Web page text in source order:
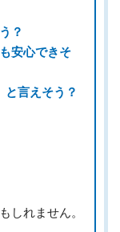
？
安心できそ
と言えそう？
しれません。